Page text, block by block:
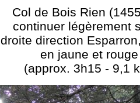
Col de Bois Rien
continuer légèrement
droite direction
en jaune et rouge
(approx. 3h15 - 9,1